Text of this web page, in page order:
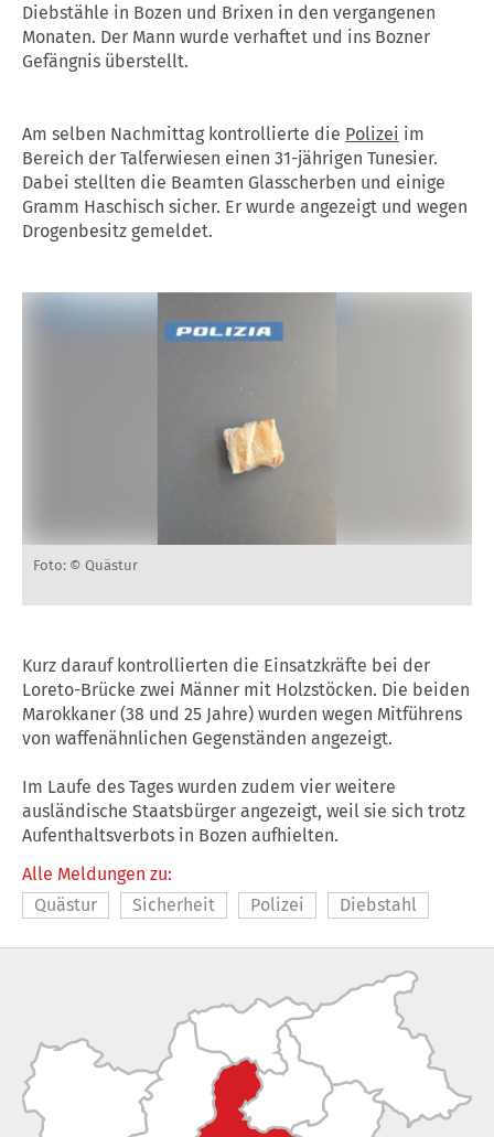
Diebstähle in Bozen und Brixen in den vergangenen
Monaten. Der Mann wurde verhaftet und ins Bozner
Gefängnis überstellt.
Am selben Nachmittag kontrollierte die Polizei im
Bereich der Talferwiesen einen 31-jährigen Tunesier.
Dabei stellten die Beamten Glasscherben und einige
Gramm Haschisch sicher. Er wurde angezeigt und wegen
Drogenbesitz gemeldet.
Foto: © Quästur
Kurz darauf kontrollierten die Einsatzkräfte bei der
Loreto-Brücke zwei Männer mit Holzstöcken. Die beiden
Marokkaner (38 und 25 Jahre) wurden wegen Mitführens
von waffenähnlichen Gegenständen angezeigt.
Im Laufe des Tages wurden zudem vier weitere
ausländische Staatsbürger angezeigt, weil sie sich trotz
Aufenthaltsverbots in Bozen aufhielten.
Alle Meldungen zu:
Quästur
Sicherheit Polizei Diebstahl